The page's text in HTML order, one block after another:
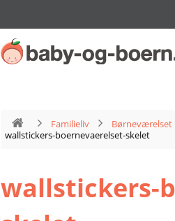
Familieliv Børneværelset
wallstickers-boernevaerelset-skelet
wallstickers-